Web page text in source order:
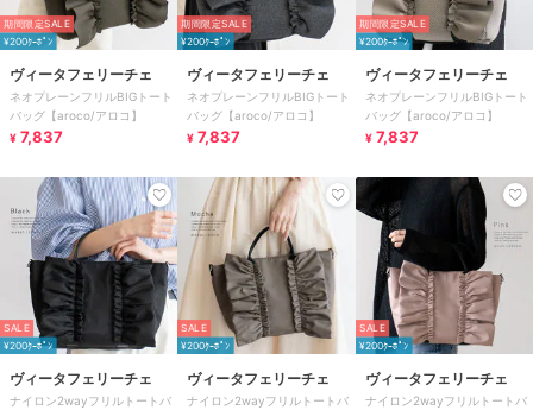
期間限定SALE
¥200ｸｰﾎﾟﾝ
ヴィータフェリーチェ
ネオプレーンフリルBIGトート
バッグ【aroco/アロコ】
¥ 7,837
期間限定SALE
¥200ｸｰﾎﾟﾝ
ヴィータフェリーチェ
ネオプレーンフリルBIGトート
バッグ【aroco/アロコ】
¥ 7,837
期間限定SALE
¥200ｸｰﾎﾟﾝ
ヴィータフェリーチェ
ネオプレーンフリルBIGトート
バッグ【aroco/アロコ】
¥ 7,837
SALE
¥200ｸｰﾎﾟﾝ
ヴィータフェリーチェ
ナイロン2wayフリルトートバ
SALE
¥200ｸｰﾎﾟﾝ
ヴィータフェリーチェ
ナイロン2wayフリルトートバ
SALE
¥200ｸｰﾎﾟﾝ
ヴィータフェリーチェ
ナイロン2wayフリルトートバ